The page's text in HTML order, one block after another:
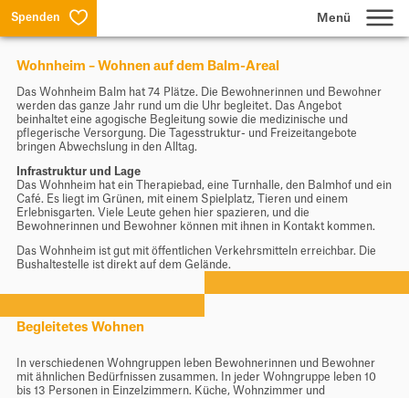
Spenden
Aktuelles
Lernen
Wohnen & Arbeiten
Produktion & Dienstleistungen
Über uns
Wohnheim – Wohnen auf dem Balm-Areal
Das Wohnheim Balm hat 74 Plätze. Die Bewohnerinnen und Bewohner
werden das ganze Jahr rund um die Uhr begleitet. Das Angebot
beinhaltet eine agogische Begleitung sowie die medizinische und
pflegerische Versorgung. Die Tagesstruktur- und Freizeitangebote
bringen Abwechslung in den Alltag.
Infrastruktur und Lage
Das Wohnheim hat ein Therapiebad, eine Turnhalle, den Balmhof und ein
Café. Es liegt im Grünen, mit einem Spielplatz, Tieren und einem
Erlebnisgarten. Viele Leute gehen hier spazieren, und die
Bewohnerinnen und Bewohner können mit ihnen in Kontakt kommen.
Das Wohnheim ist gut mit öffentlichen Verkehrsmitteln erreichbar. Die
Bushaltestelle ist direkt auf dem Gelände.
Begleitetes Wohnen
In verschiedenen Wohngruppen leben Bewohnerinnen und Bewohner
mit ähnlichen Bedürfnissen zusammen. In jeder Wohngruppe leben 10
bis 13 Personen in Einzelzimmern. Küche, Wohnzimmer und